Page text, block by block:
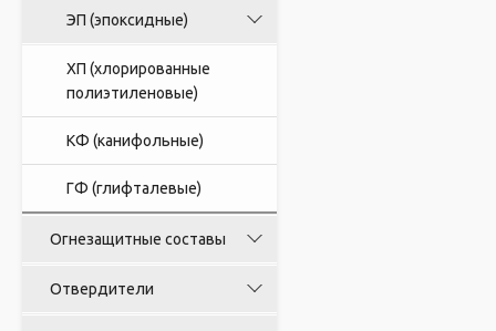
ЭП (эпоксидные)
ХП (хлорированные
полиэтиленовые)
КФ (канифольные)
ГФ (глифталевые)
Огнезащитные составы
Отвердители